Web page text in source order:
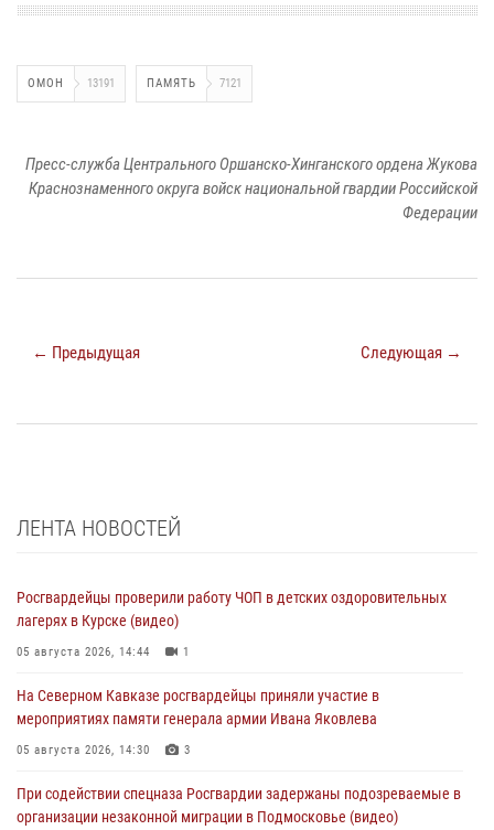
ОМОН 13191 ПАМЯТЬ 7121
Пресс-служба Центрального Оршанско-Хинганского ордена Жукова
Краснознаменного округа войск национальной гвардии Российской
Федерации
← Предыдущая Следующая →
ЛЕНТА НОВОСТЕЙ
Росгвардейцы проверили работу ЧОП в детских оздоровительных
лагерях в Курске (видео)
05 августа 2026, 14:44 1
На Северном Кавказе росгвардейцы приняли участие в
мероприятиях памяти генерала армии Ивана Яковлева
05 августа 2026, 14:30 3
При содействии спецназа Росгвардии задержаны подозреваемые в
организации незаконной миграции в Подмосковье (видео)